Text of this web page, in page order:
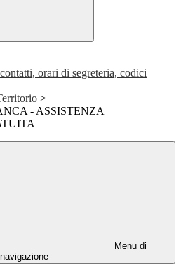
orari di segreteria, codici
>
- ASSISTENZA
Menu di
navigazione